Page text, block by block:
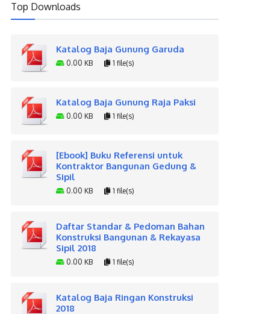
Top Downloads
Katalog Baja Gunung Garuda
0.00 KB 1 file(s)
Katalog Baja Gunung Raja Paksi
0.00 KB 1 file(s)
[Ebook] Buku Referensi untuk
Kontraktor Bangunan Gedung &
Sipil
0.00 KB 1 file(s)
Daftar Standar & Pedoman Bahan
Konstruksi Bangunan & Rekayasa
Sipil 2018
0.00 KB 1 file(s)
Katalog Baja Ringan Konstruksi
2018